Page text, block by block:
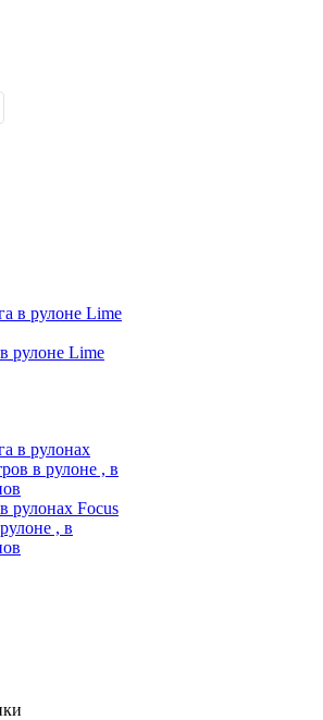
рулоне Lime
рулонах Focus
, в